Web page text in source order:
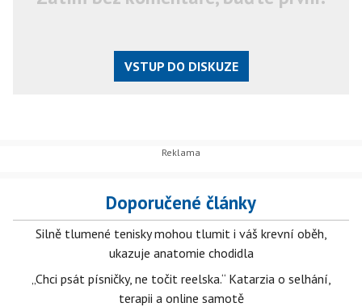
VSTUP DO DISKUZE
Doporučené články
Silně tlumené tenisky mohou tlumit i váš krevní oběh,
ukazuje anatomie chodidla
„Chci psát písničky, ne točit reelska.“ Katarzia o selhání,
terapii a online samotě